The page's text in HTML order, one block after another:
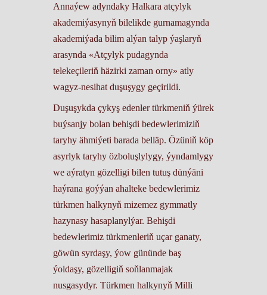
Annaýew adyndaky Halkara atçylyk
akademiýasynyň bilelikde gurnamagynda
akademiýada bilim alýan talyp ýaşlaryň
arasynda «Atçylyk pudagynda
telekeçileriň häzirki zaman orny» atly
wagyz-nesihat duşuşygy geçirildi.
Duşuşykda çykyş edenler türkmeniň ýürek
buýsanjy bolan behişdi bedewlerimiziň
taryhy ähmiýeti barada belläp. Özüniň köp
asyrlyk taryhy özboluşlylygy, ýyndamlygy
we aýratyn gözelligi bilen tutuş dünýäni
haýrana goýýan ahalteke bedewlerimiz
türkmen halkynyň mizemez gymmatly
hazynasy hasaplanylýar. Behişdi
bedewlerimiz türkmenleriň uçar ganaty,
göwün syrdaşy, ýow gününde baş
ýoldaşy, gözelligiň soňlanmajak
nusgasydyr. Türkmen halkynyň Milli